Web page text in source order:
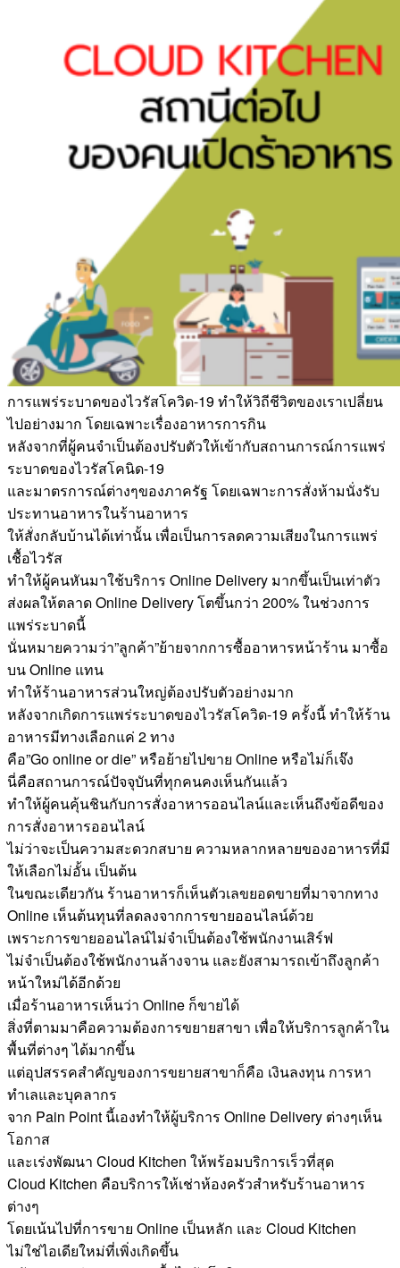
การแพร่ระบาดของไวรัสโควิด-19 ทำให้วิถีชีวิตของเราเปลี่ยน
ไปอย่างมาก โดยเฉพาะเรื่องอาหารการกิน
หลังจากที่ผู้คนจำเป็นต้องปรับตัวให้เข้ากับสถานการณ์การแพร่
ระบาดของไวรัสโคนิด-19
และมาตรการณ์ต่างๆของภาครัฐ โดยเฉพาะการสั่งห้ามนั่งรับ
ประทานอาหารในร้านอาหาร
ให้สั่งกลับบ้านได้เท่านั้น เพื่อเป็นการลดความเสียงในการแพร่
เชื้อไวรัส
ทำให้ผู้คนหันมาใช้บริการ Online Delivery มากขึ้นเป็นเท่าตัว
ส่งผลให้ตลาด Online Delivery โตขึ้นกว่า 200% ในช่วงการ
แพร่ระบาดนี้
นั่นหมายความว่า”ลูกค้า”ย้ายจากการซื้ออาหารหน้าร้าน มาซื้อ
บน Online แทน
ทำให้ร้านอาหารส่วนใหญ่ต้องปรับตัวอย่างมาก
หลังจากเกิดการแพร่ระบาดของไวรัสโควิด-19 ครั้งนี้ ทำให้ร้าน
อาหารมีทางเลือกแค่ 2 ทาง
คือ”Go online or die” หรือย้ายไปขาย Online หรือไม่ก็เจ๊ง
นี่คือสถานการณ์ปัจจุบันที่ทุกคนคงเห็นกันแล้ว
ทำให้ผู้คนคุ้นชินกับการสั่งอาหารออนไลน์และเห็นถึงข้อดีของ
การสั่งอาหารออนไลน์
ไม่ว่าจะเป็นความสะดวกสบาย ความหลากหลายของอาหารที่มี
ให้เลือกไม่อั้น เป็นต้น
ในขณะเดียวกัน ร้านอาหารก็เห็นตัวเลขยอดขายที่มาจากทาง
Online เห็นต้นทุนที่ลดลงจากการขายออนไลน์ด้วย
เพราะการขายออนไลน์ไม่จำเป็นต้องใช้พนักงานเสิร์ฟ
ไม่จำเป็นต้องใช้พนักงานล้างจาน และยังสามารถเข้าถึงลูกค้า
หน้าใหม่ได้อีกด้วย
เมื่อร้านอาหารเห็นว่า Online ก็ขายได้
สิ่งที่ตามมาคือความต้องการขยายสาขา เพื่อให้บริการลูกค้าใน
พื้นที่ต่างๆ ได้มากขึ้น
แต่อุปสรรคสำคัญของการขยายสาขาก็คือ เงินลงทุน การหา
ทำเลและบุคลากร
จาก Pain Point นี้เองทำให้ผู้บริการ Online Delivery ต่างๆเห็น
โอกาส
และเร่งพัฒนา Cloud Kitchen ให้พร้อมบริการเร็วที่สุด
Cloud Kitchen คือบริการให้เช่าห้องครัวสำหรับร้านอาหาร
ต่างๆ
โดยเน้นไปที่การขาย Online เป็นหลัก และ Cloud Kitchen
ไม่ใช่ไอเดียใหม่ที่เพิ่งเกิดขึ้น